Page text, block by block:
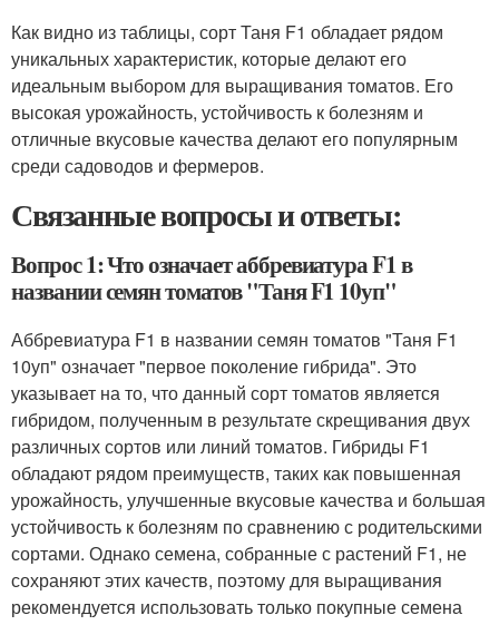
Как видно из таблицы, сорт Таня F1 обладает рядом
уникальных характеристик, которые делают его
идеальным выбором для выращивания томатов. Его
высокая урожайность, устойчивость к болезням и
отличные вкусовые качества делают его популярным
среди садоводов и фермеров.
Связанные вопросы и ответы:
Вопрос 1: Что означает аббревиатура F1 в
названии семян томатов "Таня F1 10уп"
Аббревиатура F1 в названии семян томатов "Таня F1
10уп" означает "первое поколение гибрида". Это
указывает на то, что данный сорт томатов является
гибридом, полученным в результате скрещивания двух
различных сортов или линий томатов. Гибриды F1
обладают рядом преимуществ, таких как повышенная
урожайность, улучшенные вкусовые качества и большая
устойчивость к болезням по сравнению с родительскими
сортами. Однако семена, собранные с растений F1, не
сохраняют этих качеств, поэтому для выращивания
рекомендуется использовать только покупные семена